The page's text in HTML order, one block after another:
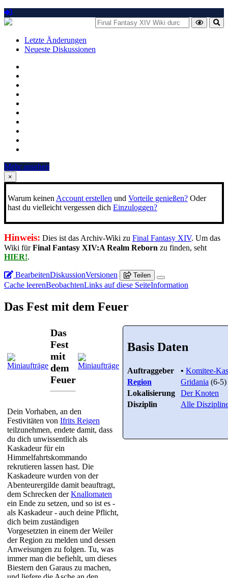
Letzte Änderungen
Neueste Diskussionen
Mehr ansehen
×
Warum keinen Account erstellen und Vorteile genießen? Oder
hast du vielleicht vergessen dich Einzuloggen?
Hinweis: Dies ist das Archiv-Wiki zu Final Fantasy XIV. Um das
Wiki fürFinal Fantasy XIV:A Realm Reborn zu finden, seht
HIER!.
BearbeitenDiskussionVersionen Teilen
Cache leerenBeobachtenLinks auf diese SeiteInformation
Das Fest mit dem Feuer
Das
Fest
mit
dem
Feuer
Dein Vorhaben, an den
Festivitäten von Ifrits Reigen
teilzunehmen, endete damit, dass
du dich unwissentlich als
Kaskadeur für ein
Himmelfahrtskommando
rekrutieren lassen hast. Die
Kaskadeure wurden von der
Abenteurergilde damit beauftragt,
dem Schrecken derKnallomaten
ein Ende zu setzen, und so ist es -
als Kaskadeur - auch deine Pflicht,
dich beim zuständigen
Vorgesetzten in einem der Weiler
der Region zu melden und dessen
Anweisungen zu folgen. Tu, was
immer man die befiehlt, um dieses
Biestern den Garaus zu machen,
Basis Daten
Auftraggeber • Komitee-
Region
Gridania (6-5)
Lokalisierung
Der Knoten
Disziplin
Alle